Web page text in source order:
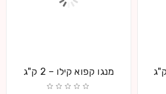
מנגו קפוא קילו – 2 ק"ג